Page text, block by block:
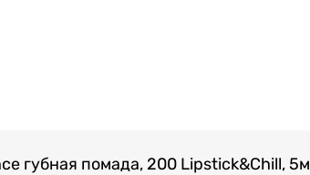
губная помада, 200 Lipstick&Chill,